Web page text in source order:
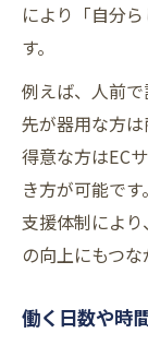
により「自分
す。
例えば、人前
先が器用な方
得意な方はEC
き方が可能で
支援体制によ
の向上にもつな
働く日数や時